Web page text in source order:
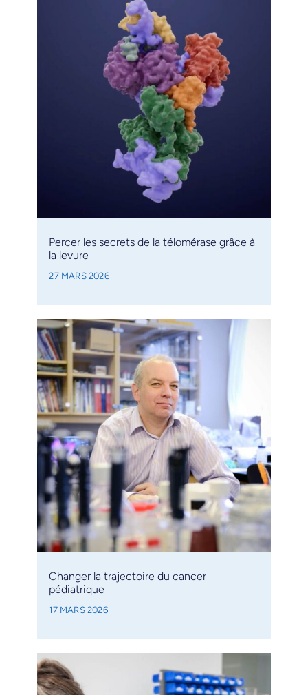
Percer les secrets de la télomérase grâce à
la levure
27 MARS 2026
Changer la trajectoire du cancer
pédiatrique
17 MARS 2026